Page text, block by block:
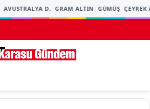
AVUSTRALYA D. GRAM ALTIN GÜMÜŞ ÇEYREK